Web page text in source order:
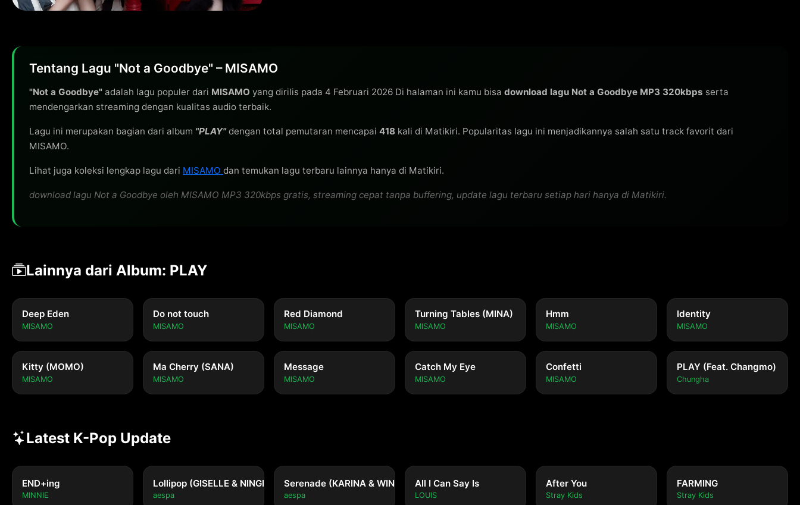
Tentang Lagu "Not a Goodbye" – MISAMO
"Not a Goodbye" adalah lagu populer dari MISAMO yang dirilis pada 4 Februari 2026 Di halaman ini kamu bisa download lagu Not a Goodbye MP3 320kbps serta
mendengarkan streaming dengan kualitas audio terbaik.
Lagu ini merupakan bagian dari album "PLAY"dengan total pemutaran mencapai 418 kali di Matikiri. Popularitas lagu ini menjadikannya salah satu track favorit dari
MISAMO.
Lihat juga koleksi lengkap lagu dari MISAMO dan temukan lagu terbaru lainnya hanya di Matikiri.
download lagu Not a Goodbye oleh MISAMO MP3 320kbps gratis, streaming cepat tanpa buffering, update lagu terbaru setiap hari hanya di Matikiri.
Lainnya dari Album: PLAY
Deep Eden
MISAMO
Do not touch
MISAMO
Red Diamond
MISAMO
Turning Tables (MINA)
MISAMO
Hmm
MISAMO
Identity
MISAMO
Kitty (MOMO)
MISAMO
Ma Cherry (SANA)
MISAMO
Message
MISAMO
Catch My Eye
MISAMO
Confetti
MISAMO
PLAY (Feat. Changmo)
Chungha
Latest K-Pop Update
END+ing
MINNIE
Lollipop (GISELLE & NINGNING)
aespa
Serenade (KARINA & WINTER)
aespa
All I Can Say Is
LOUIS
After You
Stray Kids
FARMING
Stray Kids